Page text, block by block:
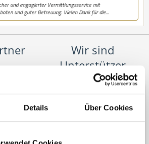
Details Über Cookies
Wir sind
Unterstützer